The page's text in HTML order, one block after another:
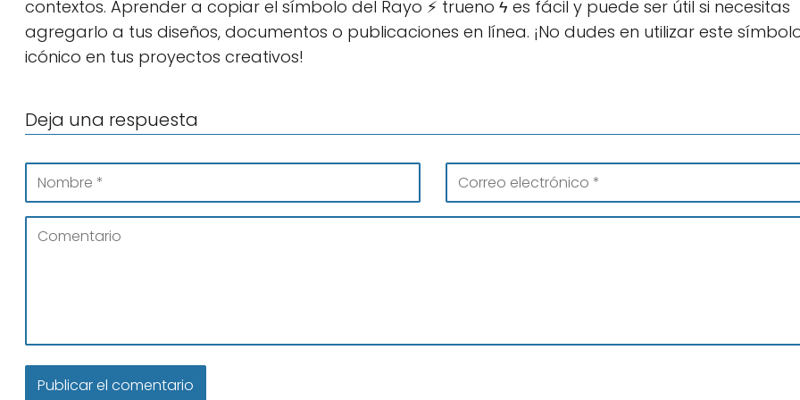
contextos. Aprender a copiar el símbolo del Rayo ⚡ trueno ϟ es fácil y puede ser útil si necesitas
agregarlo a tus diseños, documentos o publicaciones en línea. ¡No dudes en utilizar este
icónico en tus proyectos creativos!
Deja una respuesta